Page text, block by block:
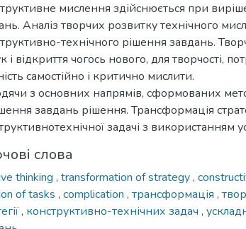
мислення здійснюється при
Аналіз творчих розвитку технічного
технічного рішення завдань.
і відкриття чогось нового, для творчості,
самостійно і критично мислити.
з основних напрямів, сформованих
завдань рішення. Трансформація
задачі з використанням
слова
thinking , transformation of strategy,
of tasks , complication , трансформація ,
, конструктивно-технічних задач ,